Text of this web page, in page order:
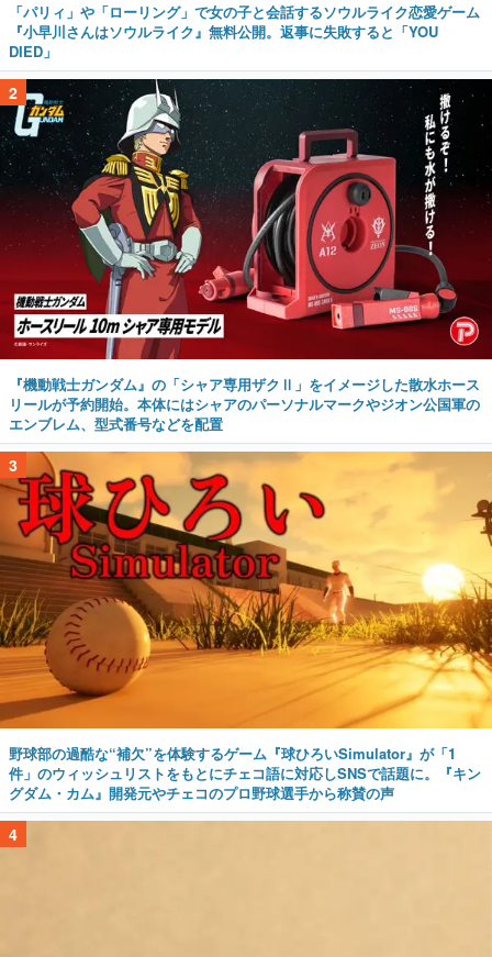
「パリィ」や「ローリング」で女の子と会話するソウルライク恋愛ゲーム
『小早川さんはソウルライク』無料公開。返事に失敗すると「YOU
DIED」
2
『機動戦士ガンダム』の「シャア専用ザクⅡ」をイメージした散水ホース
リールが予約開始。本体にはシャアのパーソナルマークやジオン公国軍の
エンブレム、型式番号などを配置
3
野球部の過酷な“補欠”を体験するゲーム『球ひろいSimulator』が「1
件」のウィッシュリストをもとにチェコ語に対応しSNSで話題に。『キン
グダム・カム』開発元やチェコのプロ野球選手から称賛の声
4